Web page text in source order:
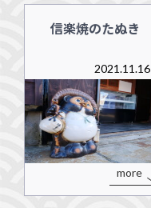
信楽焼のたぬき
2021.11.16
more